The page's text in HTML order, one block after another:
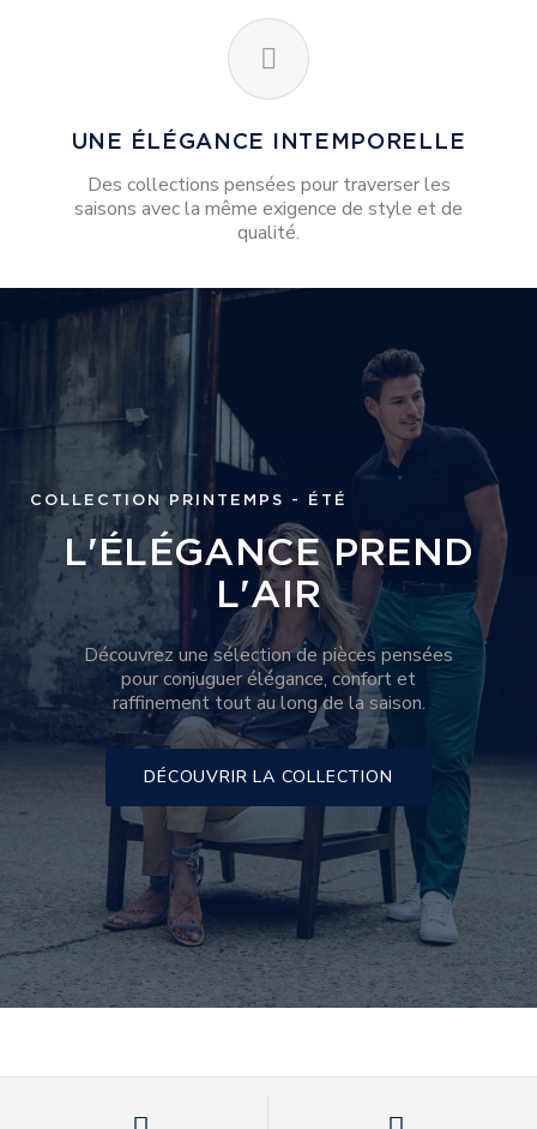
UNE ÉLÉGANCE INTEMPORELLE
Des collections pensées pour traverser les
saisons avec la même exigence de style et de
qualité.
COLLECTION PRINTEMPS - ÉTÉ
L'ÉLÉGANCE PREND
L'AIR
Découvrez une sélection de pièces pensées
pour conjuguer élégance, confort et
raffinement tout au long de la saison.
DÉCOUVRIR LA COLLECTION